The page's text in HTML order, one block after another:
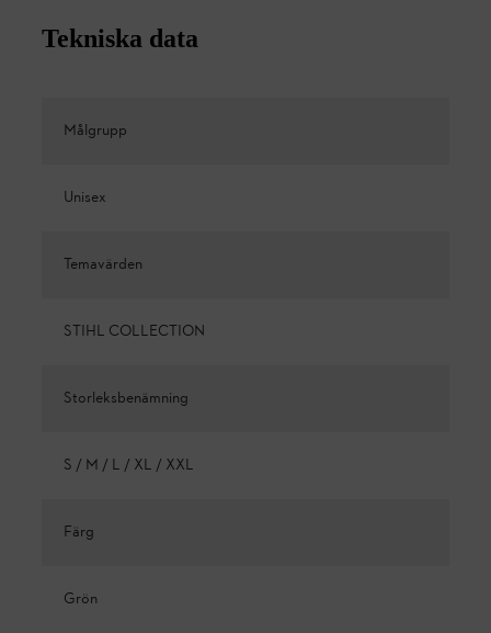
Tekniska data
Målgrupp
Unisex
Temavärden
STIHL COLLECTION
Storleksbenämning
S / M / L / XL / XXL
Färg
Grön